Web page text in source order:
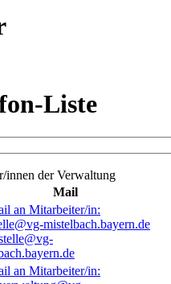
Liste
innen der Verwaltung
Mail